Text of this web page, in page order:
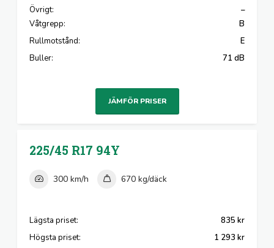
Övrigt:
–
Våtgrepp:
B
Rullmotstånd:
E
Buller:
71 dB
JÄMFÖR PRISER
225/45 R17 94Y
300 km/h 670 kg/däck
Lägsta priset:
835 kr
Högsta priset:
1 293 kr